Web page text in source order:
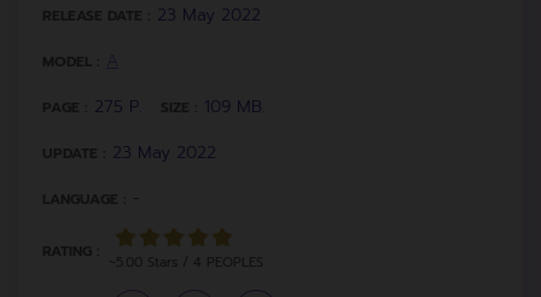
RELEASE DATE : 23 May 2022
MODEL :
PAGE : 275 P. SIZE : 109 MB.
UPDATE : 23 May 2022
LANGUAGE : -
RATING :
~5.00 Stars / 4 PEOPLES